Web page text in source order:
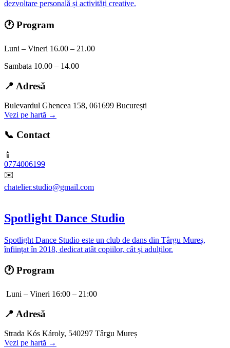
dezvoltare personală și activități creative.
🕐 Program
Luni – Vineri 16.00 – 21.00
Sambata 10.00 – 14.00
📍 Adresă
Bulevardul Ghencea 158, 061699 București
Vezi pe hartă →
📞 Contact
📱
0774006199
✉️
chatelier.studio@gmail.com
Spotlight Dance Studio
Spotlight Dance Studio este un club de dans din Târgu Mureș,
înființat în 2018, dedicat atât copiilor, cât și adulților.
🕐 Program
Luni – Vineri 16:00 – 21:00
📍 Adresă
Strada Kós Károly, 540297 Târgu Mureș
Vezi pe hartă →